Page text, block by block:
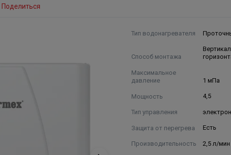
Поделиться
Тип водонагревателя
Способ монтажа
Максимальное
давление
1 мПа
Мощность 4,5
Тип управления
Защита от перегрева Есть
Производительность 2,5 л/мин